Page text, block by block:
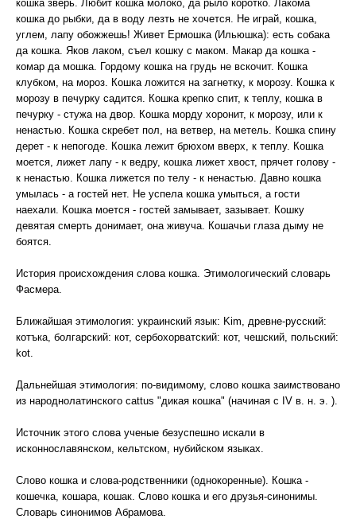
кошка зверь. Любит кошка молоко, да рыло коротко. Лакома
кошка до рыбки, да в воду лезть не хочется. Не играй, кошка,
углем, лапу обожжешь! Живет Ермошка (Ильюшка): есть собака
да кошка. Яков лаком, съел кошку с маком. Макар да кошка -
комар да мошка. Гордому кошка на грудь не вскочит. Кошка
клубком, на мороз. Кошка ложится на загнетку, к морозу. Кошка к
морозу в печурку садится. Кошка крепко спит, к теплу, кошка в
печурку - стужа на двор. Кошка морду хоронит, к морозу, или к
ненастью. Кошка скребет пол, на ветвер, на метель. Кошка спину
дерет - к непогоде. Кошка лежит брюхом вверх, к теплу. Кошка
моется, лижет лапу - к ведру, кошка лижет хвост, прячет голову -
к ненастью. Кошка лижется по телу - к ненастью. Давно кошка
умылась - а гостей нет. Не успела кошка умыться, а гости
наехали. Кошка моется - гостей замывает, зазывает. Кошку
девятая смерть донимает, она живуча. Кошачьи глаза дыму не
боятся.
История происхождения слова кошка. Этимологический словарь
Фасмера.
Ближайшая этимология: украинский язык: Kim, древне-русский:
котъка, болгарский: кот, сербохорватский: кот, чешский, польский:
kot.
Дальнейшая этимология: по-видимому, слово кошка заимствовано
из народнолатинского cattus "дикая кошка" (начиная с IV в. н. э. ).
Источник этого слова ученые безуспешно искали в
исконнославянском, кельтском, нубийском языках.
Слово кошка и слова-родственники (однокоренные). Кошка -
кошечка, кошара, кошак. Слово кошка и его друзья-синонимы.
Словарь синонимов Абрамова.